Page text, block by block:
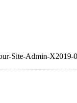
Site-Admin-X2019-